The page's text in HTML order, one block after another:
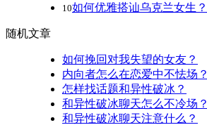
10如何优雅搭讪乌克兰女生？
随机文章
如何挽回对我失望的女友？
内向者怎么在恋爱中不怯场？
怎样找话题和异性破冰？
和异性破冰聊天怎么不冷场？
和异性破冰聊天注意什么？